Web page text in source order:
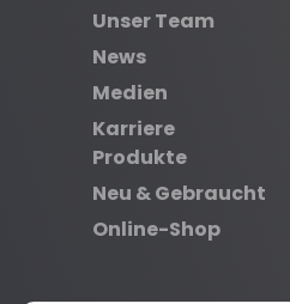
Unser Team
News
Medien
Karriere
Produkte
Neu & Gebraucht
Online-Shop